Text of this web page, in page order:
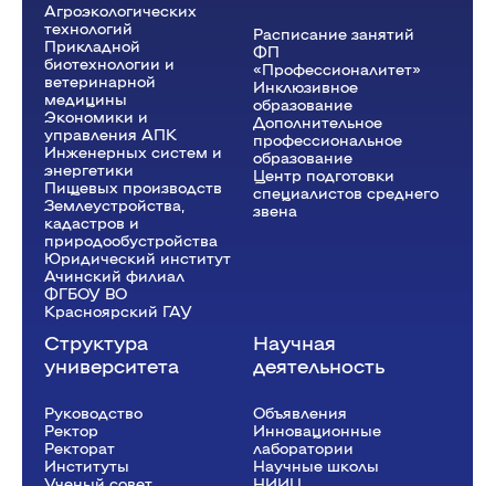
Агроэкологических
технологий
Прикладной
биотехнологии и
ветеринарной
медицины
Экономики и
управления АПК
Инженерных систем и
энергетики
Пищевых производств
Землеустройства,
кадастров и
природообустройства
Юридический институт
Ачинский филиал
ФГБОУ ВО
Красноярский ГАУ
Расписание занятий
ФП
«Профессионалитет»
Инклюзивное
образование
Дополнительное
профессиональное
образование
Центр подготовки
специалистов среднего
звена
Структура
университета
Руководство
Ректор
Рeкторат
Институты
Научная
деятельность
Объявления
Инновационные
лаборатории
Научные школы